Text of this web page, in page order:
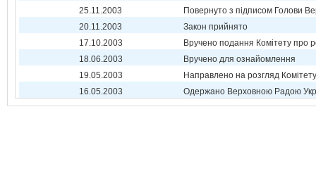
25.11.2003
Повернуто з підписом Голови
20.11.2003
Закон прийнято
17.10.2003
Вручено подання Комітету про
18.06.2003
Вручено для ознайомлення
19.05.2003
Направлено на розгляд Комітету
16.05.2003
Одержано Верховною Радою